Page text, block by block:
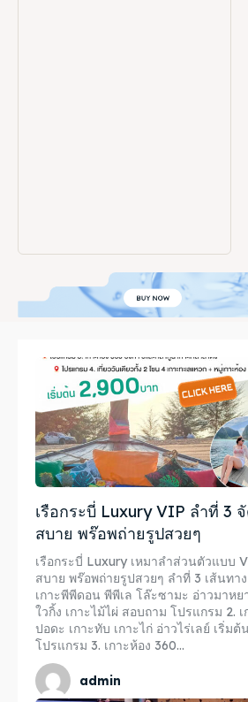
เรือกระบี่ Luxury VIP ลำที่ 3
สบาย พร๊อพถ่ายรูปสวยๆ
เรือกระบี่ Luxury เหมาลำส่วนตัวแบบ
สบาย พร๊อพถ่ายรูปสวยๆ ลำที่ 3 เส้นทาง ราคา โปรแกรม 1.
เกาะพีพีดอน พีพีเล โล๊ะซามะ อ่าวมาหย
ใวกิ้ง เกาะไม้ไผ่ สอบถาม โปรแกรม 2. เกาะทะเลแหวก เกาะ
ปอดะ เกาะทับ เกาะไก่ อ่าวไร่เลย์ เริ่ม
โปรแกรม 3. เกาะห้อง 360...
admin